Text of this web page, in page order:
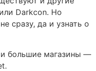
Darkcon. Но
сразу, да и узнать о
большие магазины —